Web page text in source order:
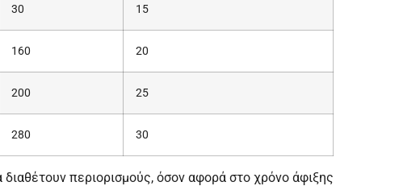
30 15
160 20
200 25
280 30
περιορισμούς, όσον αφορά στο χρόνο άφιξης